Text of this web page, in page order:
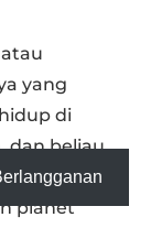
yang
di
dan beliau
planet